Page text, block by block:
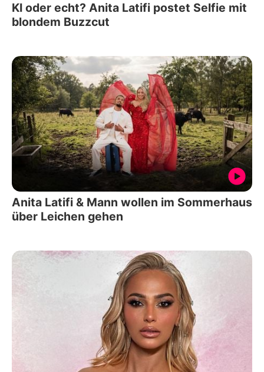
KI oder echt? Anita Latifi postet Selfie mit
blondem Buzzcut
Anita Latifi & Mann wollen im Sommerhaus
über Leichen gehen